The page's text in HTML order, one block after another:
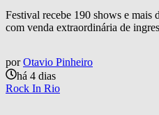
Festival recebe 190 shows e mais
com venda extraordinária de
por Otavio Pinheiro
há 4 dias
Rock In Rio